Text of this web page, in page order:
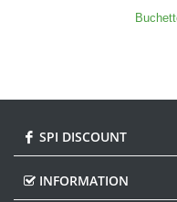
SPI DISCOUNT
INFORMATION